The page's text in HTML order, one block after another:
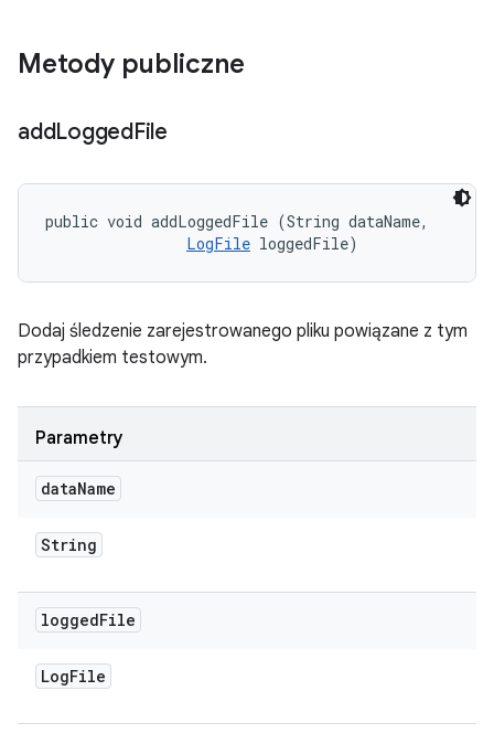
Metody publiczne
addLoggedFile
public void addLoggedFile (String dataName,
LogFile loggedFile)
Dodaj śledzenie zarejestrowanego pliku powiązane z tym
przypadkiem testowym.
Parametry
dataName
String
loggedFile
LogFile